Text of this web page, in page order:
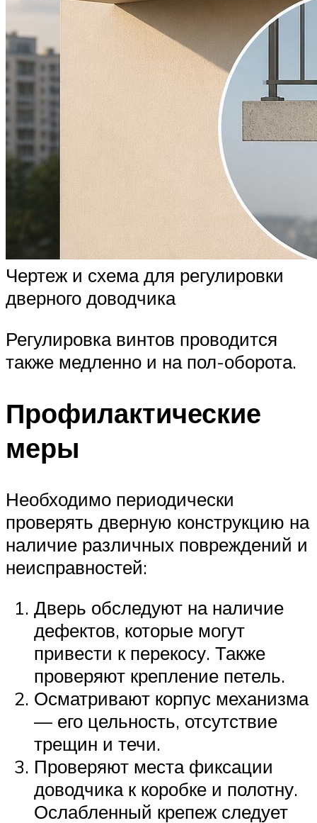
Чертеж и схема для регулировки
дверного доводчика
Регулировка винтов проводится
также медленно и на пол-оборота.
Профилактические
меры
Необходимо периодически
проверять дверную конструкцию на
наличие различных повреждений и
неисправностей:
Дверь обследуют на наличие
дефектов, которые могут
привести к перекосу. Также
проверяют крепление петель.
Осматривают корпус механизма
— его цельность, отсутствие
трещин и течи.
Проверяют места фиксации
доводчика к коробке и полотну.
Ослабленный крепеж следует